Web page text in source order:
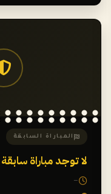
المباراة السابقة
لا توجد مباراة سابقة
—